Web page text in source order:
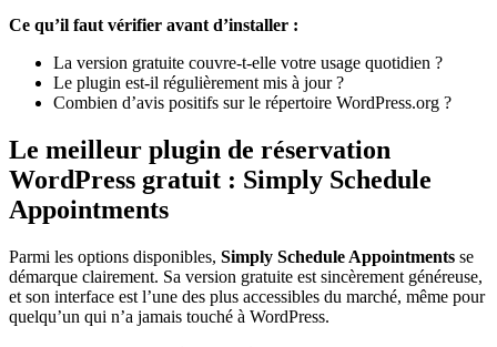
Ce qu’il faut vérifier avant d’installer :
La version gratuite couvre-t-elle votre usage quotidien ?
Le plugin est-il régulièrement mis à jour ?
Combien d’avis positifs sur le répertoire WordPress.org ?
Le meilleur plugin de réservation
WordPress gratuit : Simply Schedule
Appointments
Parmi les options disponibles, Simply Schedule Appointments se
démarque clairement. Sa version gratuite est sincèrement généreuse,
et son interface est l’une des plus accessibles du marché, même pour
quelqu’un qui n’a jamais touché à WordPress.